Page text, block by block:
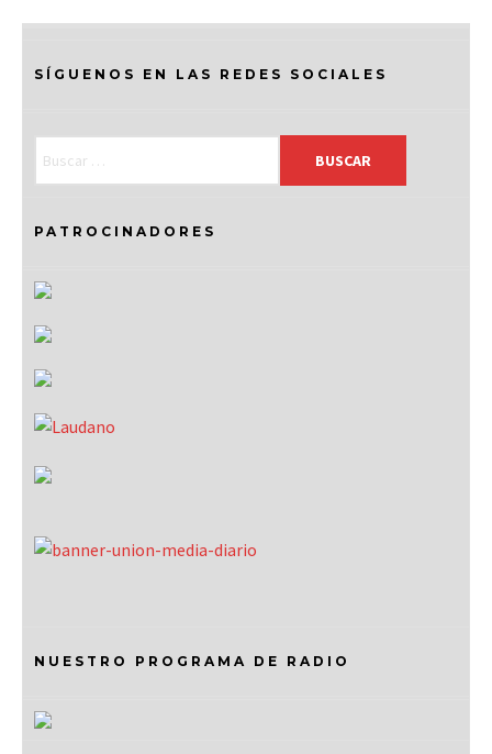
SÍGUENOS EN LAS REDES SOCIALES
PATROCINADORES
NUESTRO PROGRAMA DE RADIO